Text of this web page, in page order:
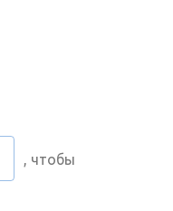
, чтобы